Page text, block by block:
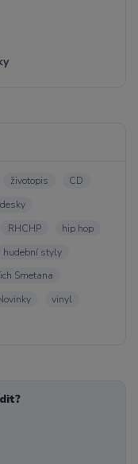
životopis
CD
RHCHP
hip hop
hudební styly
Smetana
vinyl